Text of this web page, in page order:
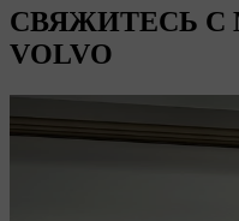
СВЯЖИТЕСЬ
VOLVO